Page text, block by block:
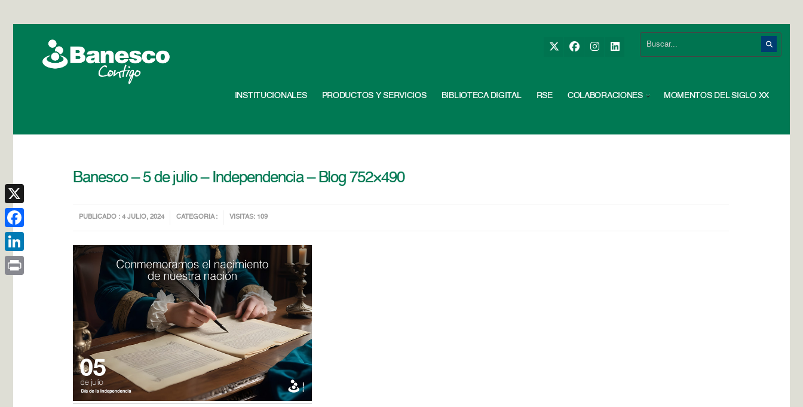
INSTITUCIONALES PRODUCTOS Y SERVICIOS BIBLIOTECA DIGITAL RSE COLABORACIONES MOMENTOS DEL SIGLO XX
Banesco – 5 de julio – Independencia – Blog 752×490
PUBLICADO : 4 JULIO, 2024 CATEGORIA : VISITAS: 109
X
Facebook
LinkedIn